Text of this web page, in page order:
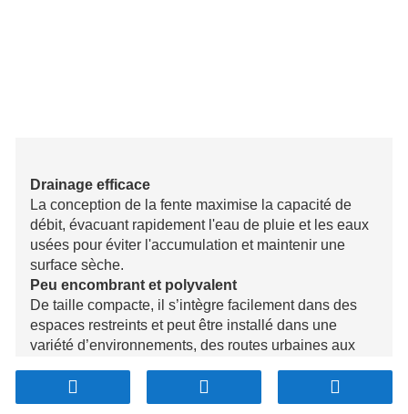
Drainage efficace
La conception de la fente maximise la capacité de
débit, évacuant rapidement l'eau de pluie et les eaux
usées pour éviter l'accumulation et maintenir une
surface sèche.
Peu encombrant et polyvalent
De taille compacte, il s’intègre facilement dans des
espaces restreints et peut être installé dans une
variété d’environnements, des routes urbaines aux
Résistance à la corrosion
Fabriqués à partir de matériaux de haute qualité